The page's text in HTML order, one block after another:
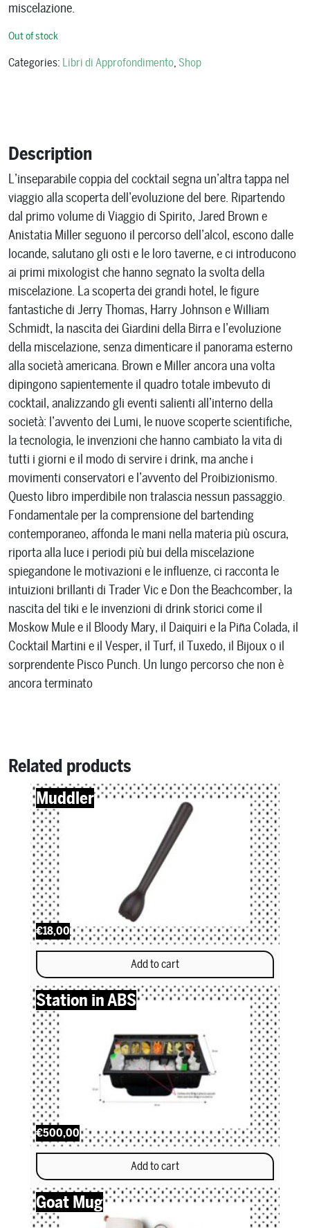
miscelazione.
Out of stock
Categories: Libri di Approfondimento, Shop
Description
L’inseparabile coppia del cocktail segna un’altra tappa nel
viaggio alla scoperta dell’evoluzione del bere. Ripartendo
dal primo volume di Viaggio di Spirito, Jared Brown e
Anistatia Miller seguono il percorso dell’alcol, escono dalle
locande, salutano gli osti e le loro taverne, e ci introducono
ai primi mixologist che hanno segnato la svolta della
miscelazione. La scoperta dei grandi hotel, le figure
fantastiche di Jerry Thomas, Harry Johnson e William
Schmidt, la nascita dei Giardini della Birra e l’evoluzione
della miscelazione, senza dimenticare il panorama esterno
alla società americana. Brown e Miller ancora una volta
dipingono sapientemente il quadro totale imbevuto di
cocktail, analizzando gli eventi salienti all’interno della
società: l’avvento dei Lumi, le nuove scoperte scientifiche,
la tecnologia, le invenzioni che hanno cambiato la vita di
tutti i giorni e il modo di servire i drink, ma anche i
movimenti conservatori e l’avvento del Proibizionismo.
Questo libro imperdibile non tralascia nessun passaggio.
Fondamentale per la comprensione del bartending
contemporaneo, affonda le mani nella materia più oscura,
riporta alla luce i periodi più bui della miscelazione
spiegandone le motivazioni e le influenze, ci racconta le
intuizioni brillanti di Trader Vic e Don the Beachcomber, la
nascita del tiki e le invenzioni di drink storici come il
Moskow Mule e il Bloody Mary, il Daiquiri e la Piña Colada, il
Cocktail Martini e il Vesper, il Turf, il Tuxedo, il Bijoux o il
sorprendente Pisco Punch. Un lungo percorso che non è
ancora terminato
Related products
Muddler
€18,00
Add to cart
Station in ABS
€500,00
Add to cart
Goat Mug